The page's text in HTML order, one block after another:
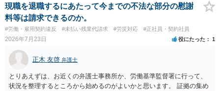
については、会社側に「部下の不正行為による情報漏洩」と正式に認
定させ、誤認した他部署への適切なフォローや周知を求めるのが有効
です。 あるいは、懲戒があったことを社内で周知される手続があるの
ならば、それにより軽微ながら回復はできるかもしれません。 さらに
個人としても、相手に対してプライバシー侵害等に基づく損害賠償
（慰謝料）を請求する選択肢がありえます（ただし、金額は多額にな
らない可能性があります。）。
現職を退職するにあたって今までの不法な部分の慰謝
料等は請求できるのか。
#労働・雇用契約違反 #未払い残業代請求 #労災対応 #正社員・契約社員
2026年7月23日 役にたった 1
正木 友啓 弁護士
とりあえずは、お近くの弁護士事務所か、労働基準監督署に行って、
状況を整理するところから始めるのがよいかと思います。 証拠の集め